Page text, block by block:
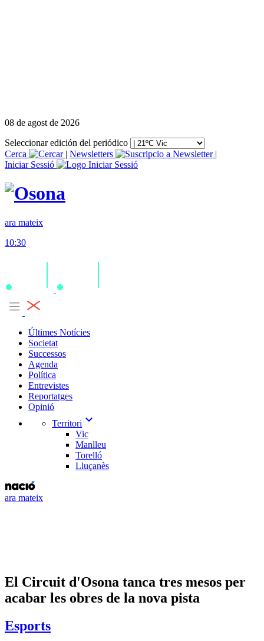
08 de agost de 2026
Seleccionar edición del periódico
Cerca
| Newsletters
|
Iniciar Sessió
ara mateix
10:30
Últimes Notícies
Societat
Successos
Agenda
Política
Entrevistes
Reportatges
Opinió
Territori expand_more
Vic
Manlleu
Torelló
Lluçanès
ara mateix
El Circuit d'Osona tanca tres mesos per
acabar les obres de la nova pista
Esports